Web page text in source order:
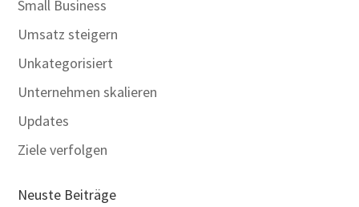
Small Business
Umsatz steigern
Unkategorisiert
Unternehmen skalieren
Updates
Ziele verfolgen
Neuste Beiträge